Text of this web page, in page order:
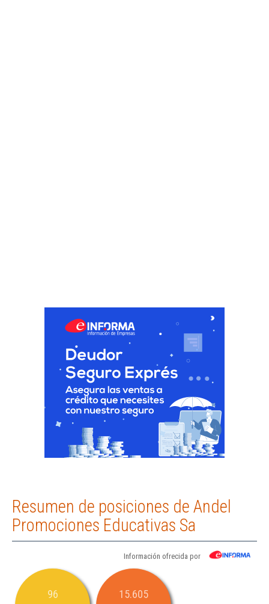
Resumen de posiciones de Andel
Promociones Educativas Sa
Información ofrecida por
96 15.605